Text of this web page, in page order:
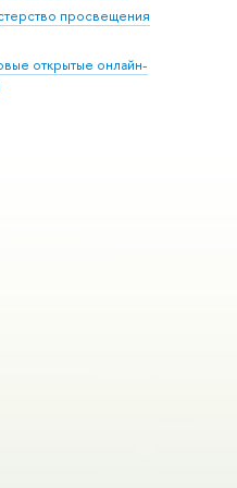
просвещения
открытые онлайн-